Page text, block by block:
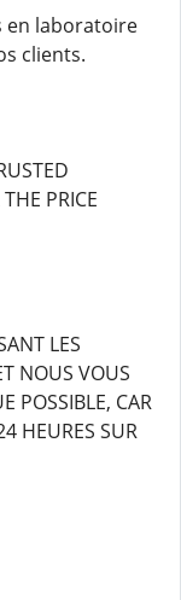
en laboratoire
clients.
PRICE
LES
NOUS VOUS
POSSIBLE, CAR
HEURES SUR